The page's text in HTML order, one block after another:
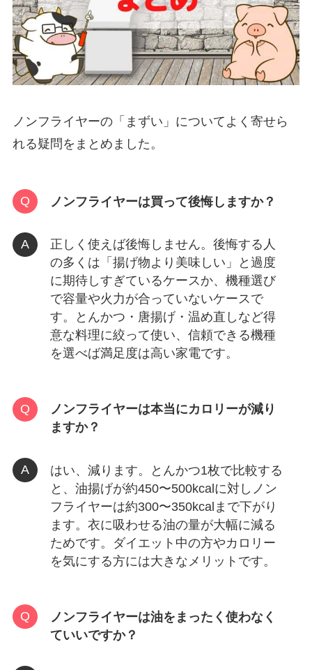
ノンフライヤーの「まずい」についてよく寄せら
れる疑問をまとめました。
ノンフライヤーは買って後悔しますか？
正しく使えば後悔しません。後悔する人
の多くは「揚げ物より美味しい」と過度
に期待しすぎているケースか、機種選び
で容量や火力が合っていないケースで
す。とんかつ・唐揚げ・温め直しなど得
意な料理に絞って使い、信頼できる機種
を選べば満足度は高い家電です。
ノンフライヤーは本当にカロリーが減り
ますか？
はい、減ります。とんかつ1枚で比較する
と、油揚げが約450〜500kcalに対しノン
フライヤーは約300〜350kcalまで下がり
ます。衣に吸わせる油の量が大幅に減る
ためです。ダイエット中の方やカロリー
を気にする方には大きなメリットです。
ノンフライヤーは油をまったく使わなく
ていいですか？